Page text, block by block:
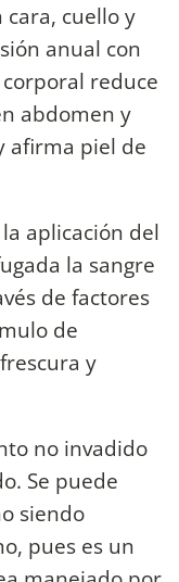
cara, cuello y
anual con
reduce
abdomen y
afirma piel de
la aplicación del
la sangre
de factores
de
y
no invadido
Se puede
siendo
pues es un